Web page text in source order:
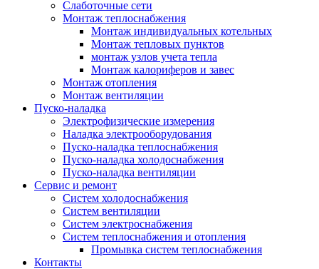
Слаботочные сети
Монтаж теплоснабжения
Монтаж индивидуальных котельных
Монтаж тепловых пунктов
монтаж узлов учета тепла
Монтаж калориферов и завес
Монтаж отопления
Монтаж вентиляции
Пуско-наладка
Электрофизические измерения
Наладка электрооборудования
Пуско-наладка теплоснабжения
Пуско-наладка холодоснабжения
Пуско-наладка вентиляции
Сервис и ремонт
Систем холодоснабжения
Систем вентиляции
Систем электроснабжения
Систем теплоснабжения и отопления
Промывка систем теплоснабжения
Контакты